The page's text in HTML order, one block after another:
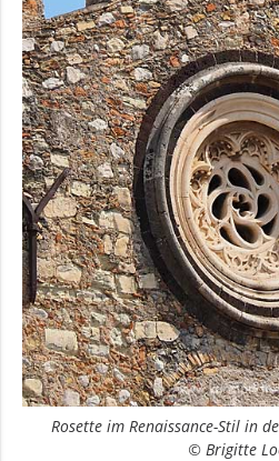
Rosette im Renaissance-Stil in
© Brigitte